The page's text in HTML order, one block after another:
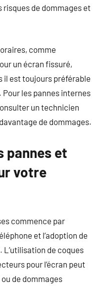
risques de dommages et
comme
un écran fissuré,
il est toujours préférable
les pannes internes
un technicien
de dommages.
pannes et
votre
commence par
et l’adoption de
L’utilisation de coques
pour l’écran peut
de dommages